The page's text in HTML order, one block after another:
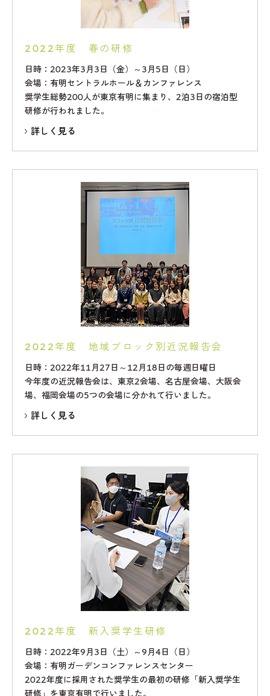
2022年度 春の研修
日時：2023年3月3日（金）～3月5日（日）
会場：有明セントラルホール＆カンファレンス
奨学生総勢200人が東京有明に集まり、2泊3日の宿泊型
研修が行われました。
詳しく見る
2022年度 地域ブロック別近況報告会
日時：2022年11月27日～12月18日の毎週日曜日
今年度の近況報告会は、東京2会場、名古屋会場、大阪会
場、福岡会場の5つの会場に分かれて行いました。
詳しく見る
2022年度 新入奨学生研修
日時：2022年9月3日（土）～9月4日（日）
会場：有明ガーデンコンファレンスセンター
2022年度に採用された奨学生の最初の研修「新入奨学生
研修」を東京有明で行いました。